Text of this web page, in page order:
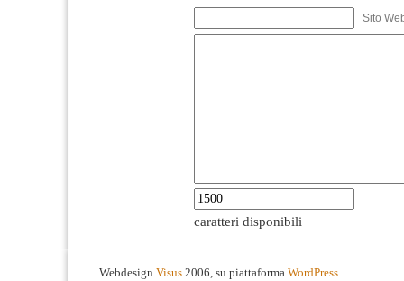
Sito
caratteri disponibili
Webdesign Visus 2006, su piattaforma WordPress